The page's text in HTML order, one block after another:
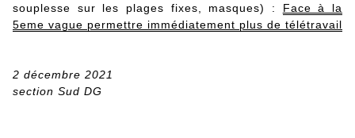
souplesse sur les plages fixes, masques) : Face à la
5eme vague permettre immédiatement plus de télétravail
2 décembre 2021
section Sud DG